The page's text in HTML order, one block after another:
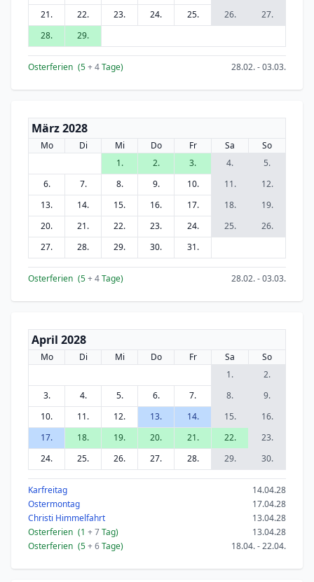
21.
22. 23. 24. 25. 26.
27.
28.
29.
Osterferien (5+ 4Tage) 28.02. - 03.03.
März 2028
Mo Di Mi Do Fr Sa
So
1.
2. 3. 4.
5.
6.
7. 8. 9. 10. 11.
12.
13.
14. 15. 16. 17. 18.
19.
20.
21. 22. 23. 24. 25.
26.
27.
28. 29. 30. 31.
Osterferien (5+ 4Tage) 28.02. - 03.03.
April 2028
Mo Di Mi Do Fr Sa
So
1.
2.
3.
4. 5. 6. 7. 8.
9.
10.
11. 12. 13. 14. 15.
16.
17.
18. 19. 20. 21. 22.
23.
24.
25. 26. 27. 28. 29. 30.
Karfreitag
14.04.28
Ostermontag
17.04.28
Christi Himmelfahrt
13.04.28
Osterferien (1 + 7Tag)
13.04.28
Osterferien (5+ 6Tage) 18.04. - 22.04.